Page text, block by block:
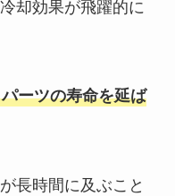
却効果が飛躍的に
ーツの寿命を延ば
長時間に及ぶこと